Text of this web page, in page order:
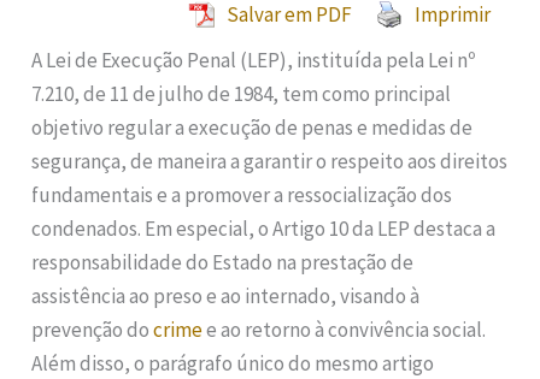
Salvar em PDF
Imprimir
A Lei de Execução Penal (LEP), instituída pela Lei nº
7.210, de 11 de julho de 1984, tem como principal
objetivo regular a execução de penas e medidas de
segurança, de maneira a garantir o respeito aos direitos
fundamentais e a promover a ressocialização dos
condenados. Em especial, o Artigo 10 da LEP destaca a
responsabilidade do Estado na prestação de
assistência ao preso e ao internado, visando à
prevenção docrimee ao retorno à convivência social.
Além disso, o parágrafo único do mesmo artigo